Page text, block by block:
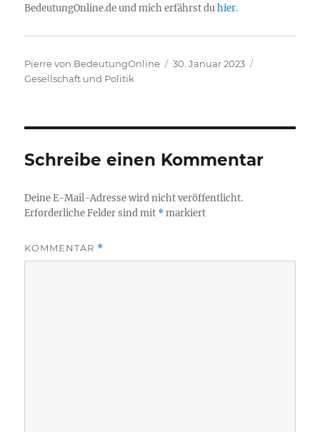
BedeutungOnline.de und mich erfährst duhier.
Autor
Pierre von BedeutungOnline
Veröffentlicht
30. Januar 2023
Gesellschaft und Politik
Schreibe einen Kommentar
Deine E-Mail-Adresse wird nicht veröffentlicht.
Erforderliche Felder sind mit *markiert
KOMMENTAR *